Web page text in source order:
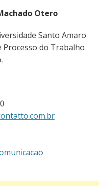
Otero
Santo Amaro
do Trabalho